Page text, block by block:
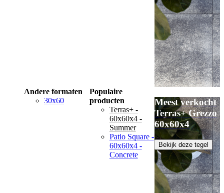
Andere formaten
30x60
Populaire
producten
Terras+ -
60x60x4 -
Summer
Patio Square -
60x60x4 -
Concrete
Meest verkocht
Terras+ Grezzo
60x60x4
Bekijk deze tegel